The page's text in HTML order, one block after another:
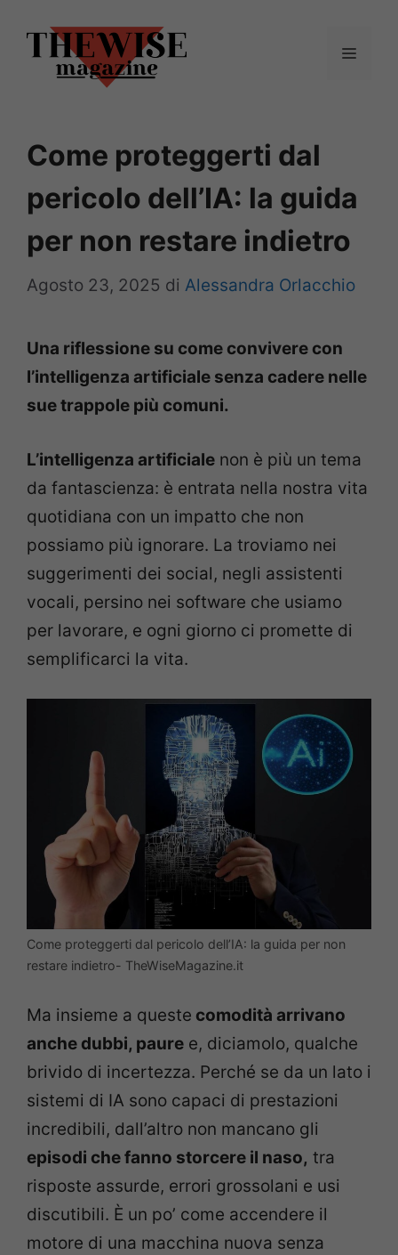
contenuto
Menu
Come proteggerti dal
pericolo dell’IA: la guida
per non restare indietro
Agosto 23, 2025 di Alessandra Orlacchio
Una riflessione su come convivere con
l’intelligenza artificiale senza cadere nelle
sue trappole più comuni.
L’intelligenza artificiale non è più un tema
da fantascienza: è entrata nella nostra vita
quotidiana con un impatto che non
possiamo più ignorare. La troviamo nei
suggerimenti dei social, negli assistenti
vocali, persino nei software che usiamo
per lavorare, e ogni giorno ci promette di
semplificarci la vita.
Come proteggerti dal pericolo dell’IA: la guida per non
restare indietro- TheWiseMagazine.it
Ma insieme a queste comodità arrivano
anche dubbi, paure e, diciamolo, qualche
brivido di incertezza. Perché se da un lato i
sistemi di IA sono capaci di prestazioni
incredibili, dall’altro non mancano gli
episodi che fanno storcere il naso, tra
risposte assurde, errori grossolani e usi
discutibili. È un po’ come accendere il
motore di una macchina nuova senza